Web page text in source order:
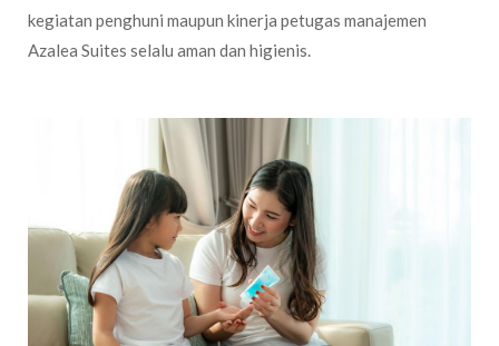
kegiatan penghuni maupun kinerja petugas manajemen
Azalea Suites selalu aman dan higienis.